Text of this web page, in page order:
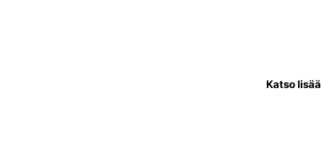
Katso lisää